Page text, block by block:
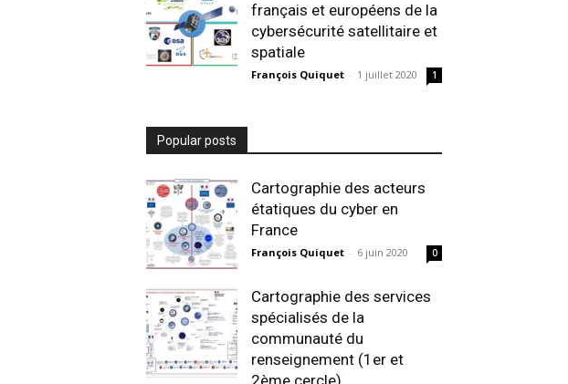
français et européens de la
cybersécurité satellitaire et
spatiale
François Quiquet - 1 juillet 2020 1
Popular posts
Cartographie des acteurs
étatiques du cyber en
France
François Quiquet - 6 juin 2020 0
Cartographie des services
spécialisés de la
communauté du
renseignement (1er et
2ème cercle)